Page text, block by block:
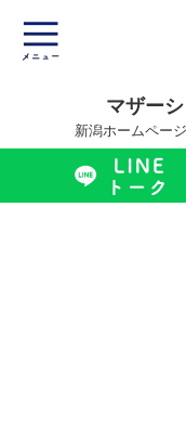
マザー
新潟ホームペー
マザ
ホーム